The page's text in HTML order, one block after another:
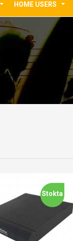
HOME USERS
Stokta